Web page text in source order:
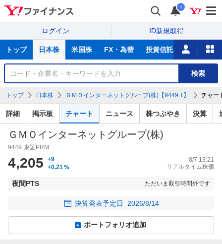
i
ログイン ID新規取得
サ
トップ 日本株 米国株 FX・為替 投資信託 ニュース
銘
検
索
検索
トップ 日本株 ＧＭＯインターネットグループ(株)【9449.T】 チャー
詳細 掲示板 チャート ニュース 株つぶやき 決算
ＧＭＯインターネットグループ(株)
9449 東証PRM
4,205
+9
+0.21 %
8/7 13:21
リアルタイム株価
夜間PTS ただいま取引時間外です
決算発表予定日 2026/8/14
ポートフォリオ追加